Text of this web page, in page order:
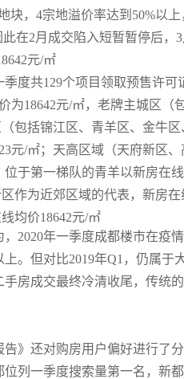
块，4宗地溢价率达到50%以
在2月成交陷入短暂暂停后，
元/㎡
度共129个项目领取预售许可
为18642元/㎡，老牌主城区（
包括锦江区、青羊区、金牛
元/㎡；天高区域（天府新区
于第一梯队的青羊以新房在
作为近郊区域的代表，新房在
2020年一季度成都楼市在疫
。但对比2019年Q1，仍属于
房成交最终冷清收尾，传统
》还对购房用户偏好进行了
列一季度搜索量第一名，新